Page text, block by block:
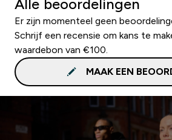
Alle beoordelingen
Er zijn momenteel geen
Schrijf een recensie om kans te
waardebon van €100.
MAAK EEN